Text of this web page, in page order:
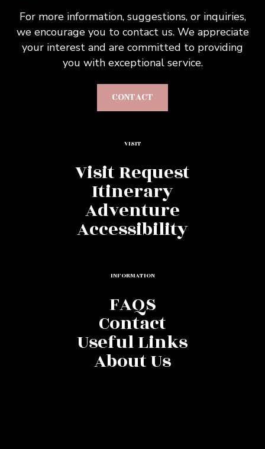
For more information, suggestions, or inquiries,
we encourage you to contact us. We appreciate
your interest and are committed to providing
you with exceptional service.
CONTACT
VISIT
Visit Request
Itinerary
Adventure
Accessibility
INFORMATION
FAQS
Contact
Useful Links
About Us